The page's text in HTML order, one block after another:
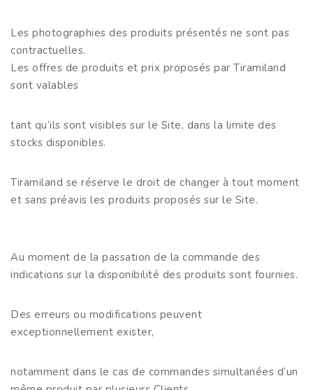
Les photographies des produits présentés ne sont pas
contractuelles.
Les offres de produits et prix proposés par Tiramiland
sont valables
tant qu’ils sont visibles sur le Site, dans la limite des
stocks disponibles.
Tiramiland se réserve le droit de changer à tout moment
et sans préavis les produits proposés sur le Site.
Au moment de la passation de la commande des
indications sur la disponibilité des produits sont fournies.
Des erreurs ou modifications peuvent
exceptionnellement exister,
notamment dans le cas de commandes simultanées d’un